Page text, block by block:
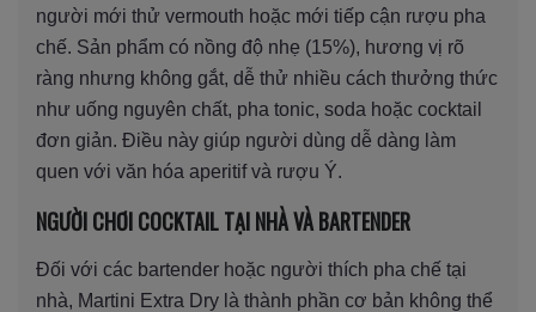
người mới thử vermouth hoặc mới tiếp cận rượu pha
chế. Sản phẩm có nồng độ nhẹ (15%), hương vị rõ
ràng nhưng không gắt, dễ thử nhiều cách thưởng thức
như uống nguyên chất, pha tonic, soda hoặc cocktail
đơn giản. Điều này giúp người dùng dễ dàng làm
quen với văn hóa aperitif và rượu Ý.
NGƯỜI CHƠI COCKTAIL TẠI NHÀ VÀ BARTENDER
Đối với các bartender hoặc người thích pha chế tại
nhà, Martini Extra Dry là thành phần cơ bản không thể